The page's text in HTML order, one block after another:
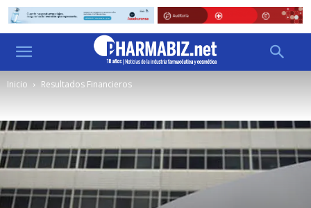
Inicio Resultados Financieros